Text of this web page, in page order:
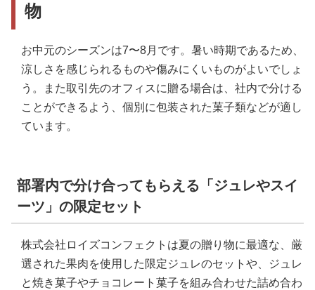
物
お中元のシーズンは7〜8月です。暑い時期であるため、
涼しさを感じられるものや傷みにくいものがよいでしょ
う。また取引先のオフィスに贈る場合は、社内で分ける
ことができるよう、個別に包装された菓子類などが適し
ています。
部署内で分け合ってもらえる「ジュレやスイ
ーツ」の限定セット
株式会社ロイズコンフェクトは夏の贈り物に最適な、厳
選された果肉を使用した限定ジュレのセットや、ジュレ
と焼き菓子やチョコレート菓子を組み合わせた詰め合わ